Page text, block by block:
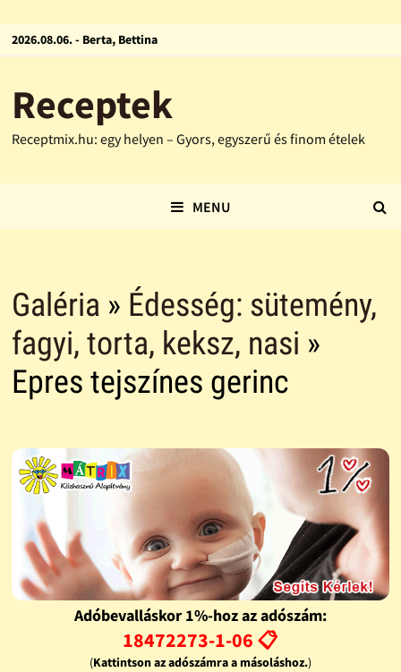
2026.08.06. - Berta, Bettina
Receptek
Receptmix.hu: egy helyen – Gyors, egyszerű és finom ételek
MENU
Galéria » Édesség: sütemény,
fagyi, torta, keksz, nasi »
Epres tejszínes gerinc
Adóbevalláskor 1%-hoz az adószám:
18472273-1-06 📋
(Kattintson az adószámra a másoláshoz.)